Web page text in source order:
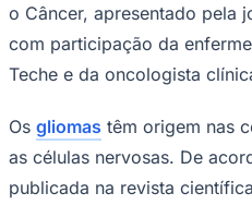
Coritiba
o Câncer, apresentado pela
com participação da
Teche e da oncologista
Os gliomas têm origem nas
as células nervosas. De
publicada na revista científica